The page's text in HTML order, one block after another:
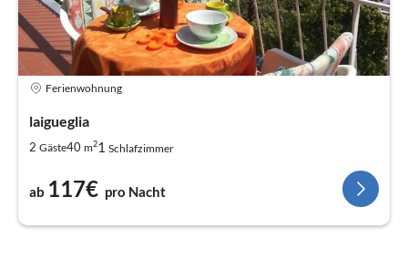
Ferienwohnung
laigueglia
2 Gäste40 m21 Schlafzimmer
ab 117€ pro Nacht